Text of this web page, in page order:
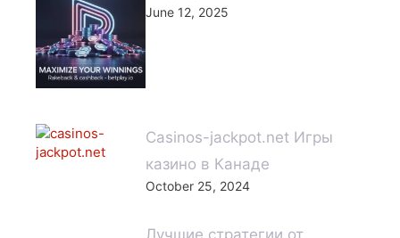
June 12, 2025
Casinos-jackpot.net Игры
казино в Канаде
October 25, 2024
Лучшие стратегии от